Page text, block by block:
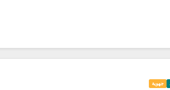
جهوية